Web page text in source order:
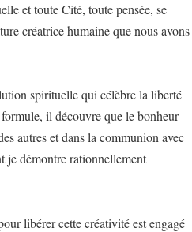
et toute Cité, toute pensée, se
créatrice humaine que nous avons
spirituelle qui célèbre la liberté
il découvre que le bonheur
autres et dans la communion avec
je démontre rationnellement
libérer cette créativité est engagé